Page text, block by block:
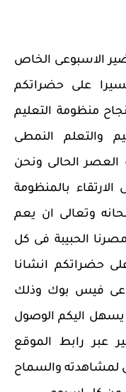
الاسبوعى الخاص
على حضراتكم
منظومة التعليم
والتعلم النمطى
العصر الحالى ونحن
بالمنظومة
وتعالى ان يعم
مصرنا الحبيبة فى كل
حضراتكم انشانا
فيس بوك وذلك
اليكم الوصول
عبر رابط الموقع
لمشاهدته والسماح